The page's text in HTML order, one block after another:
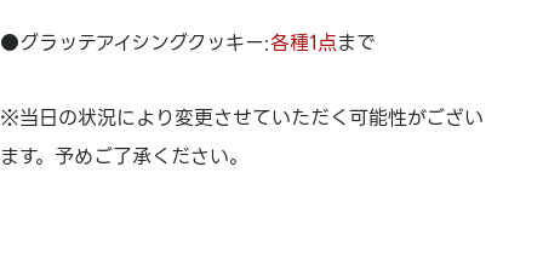
●グラッテアイシングクッキー:各種1点まで
※当日の状況により変更させていただく可能性がござい
ます。予めご了承ください。